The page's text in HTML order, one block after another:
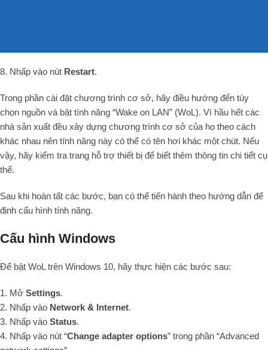
8. Nhấp vào nút Restart.
Trong phần cài đặt chương trình cơ sở, hãy điều hướng đến tùy
chọn nguồn và bật tính năng “Wake on LAN” (WoL). Vì hầu hết các
nhà sản xuất đều xây dựng chương trình cơ sở của họ theo cách
khác nhau nên tính năng này có thể có tên hơi khác một chút. Nếu
vậy, hãy kiểm tra trang hỗ trợ thiết bị để biết thêm thông tin chi tiết cụ
thể.
Sau khi hoàn tất các bước, bạn có thể tiến hành theo hướng dẫn để
định cấu hình tính năng.
Cấu hình Windows
Để bật WoL trên Windows 10, hãy thực hiện các bước sau:
1. Mở Settings.
2. Nhấp vào Network & Internet.
3. Nhấp vào Status.
4. Nhấp vào nút “Change adapter options” trong phần “Advanced